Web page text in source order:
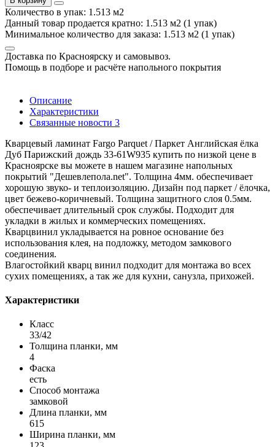
Количество в упак: 1.513 м2
Данный товар продается кратно: 1.513 м2 (1 упак)
Минимальное количество для заказа: 1.513 м2 (1 упак)
Доставка по Красноярску и самовывоз.
Помощь в подборе и расчёте напольного покрытия
Описание
Характеристики
Связанные новости 3
Кварцевый ламинат Fargo Parquet / Паркет Английская ёлка
Дуб Парижский дождь 33-61W935 купить по низкой цене в
Красноярске вы можете в нашем магазине напольных
покрытий "Дешевлепола.net". Толщина 4мм. обеспечивает
хорошую звуко- и теплоизоляцию. Дизайн под паркет / ёлочка,
цвет бежево-коричневый. Толщина защитного слоя 0.5мм.
обеспечивает длительный срок службы. Подходит для
укладки в жилых и коммерческих помещениях.
Кварцвинил укладывается на ровное основание без
использования клея, на подложку, методом замкового
соединения.
Влагостойкий кварц винил подходит для монтажа во всех
сухих помещениях, а так же для кухни, санузла, прихожей.
Характеристики
Класс
33/42
Толщина планки, мм
4
Фаска
есть
Способ монтажа
замковой
Длина планки, мм
615
Ширина планки, мм